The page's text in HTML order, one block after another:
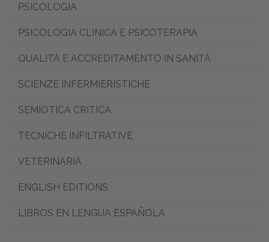
PSICOLOGIA
PSICOLOGIA CLINICA E PSICOTERAPIA
QUALITÀ E ACCREDITAMENTO IN SANITÀ
SCIENZE INFERMIERISTICHE
SEMIOTICA CRITICA
TECNICHE INFILTRATIVE
VETERINARIA
ENGLISH EDITIONS
LIBROS EN LENGUA ESPAÑOLA